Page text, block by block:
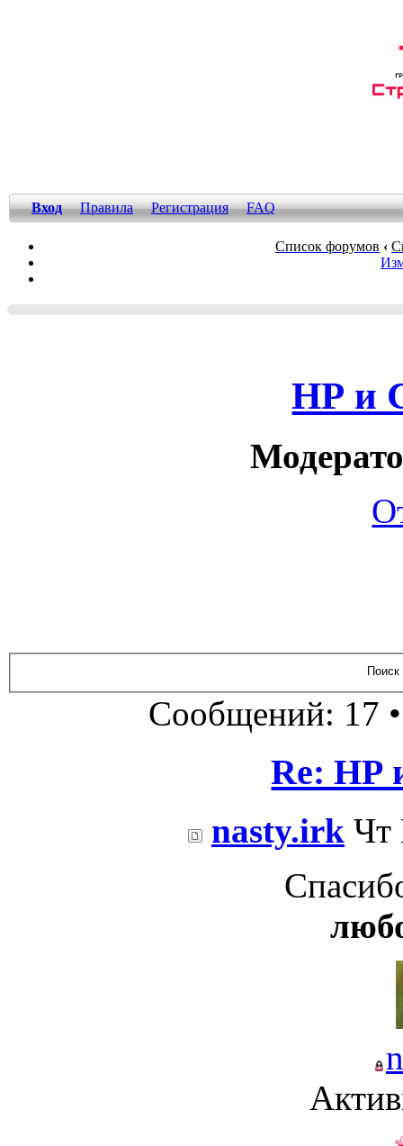
Вход Правила Регистрация FAQ
Список форумов ‹
НР и
Сообщений: 17
Re: НР
nasty.irk Чт